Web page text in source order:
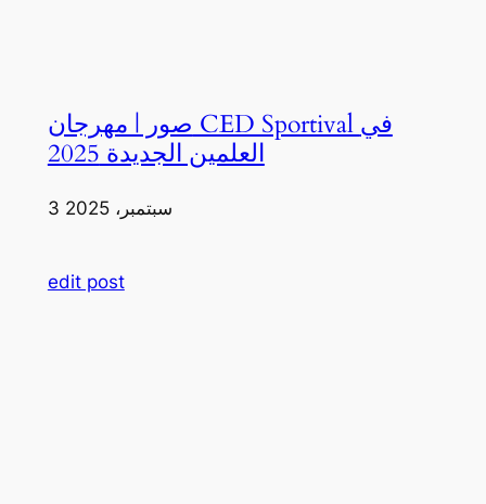
صور | مهرجان CED Sportival في
العلمين الجديدة 2025
3 سبتمبر، 2025
edit post